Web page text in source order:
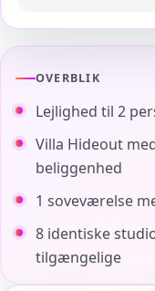
OVERBLIK
Lejlighed til 2
Villa Hideout
beliggenhed
1 soveværelse
8 identiske
tilgængelige